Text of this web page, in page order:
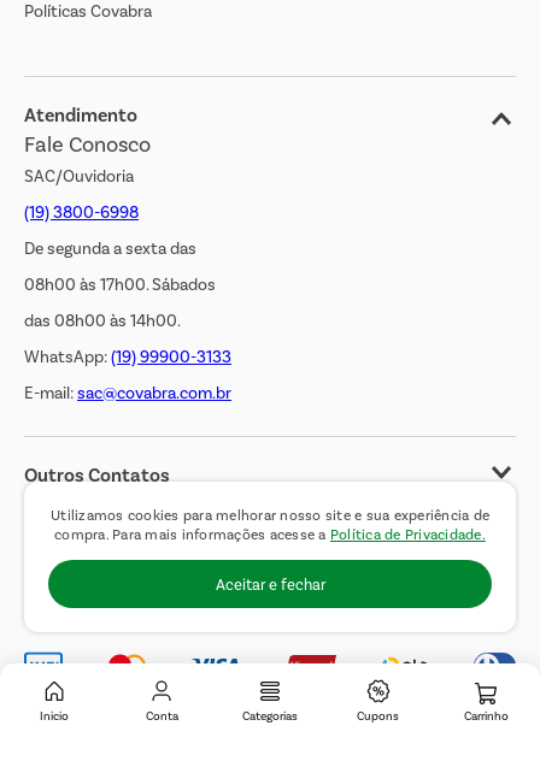
Utilizamos cookies para melhorar nosso site e sua experiência de
compra. Para mais informações acesse a Política de Privacidade.
Aceitar e fechar
Inicio Conta Categorias Cupons
Cliente Bem Estar
Jornal de Ofertas
Transparência Salarial
Políticas Covabra
Atendimento
Fale Conosco
SAC/Ouvidoria
(19) 3800-6998
De segunda a sexta das
08h00 às 17h00. Sábados
das 08h00 às 14h00.
WhatsApp:(19) 99900-3133
E-mail:sac@covabra.com.br
Outros Contatos
Negócios Imobiliários
Trabalhe Conosco